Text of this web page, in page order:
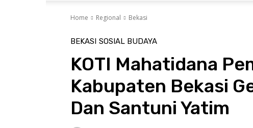
Home Regional Bekasi
BEKASI SOSIAL BUDAYA
KOTI Mahatidana
Kabupaten Bekasi
Dan Santuni Yatim